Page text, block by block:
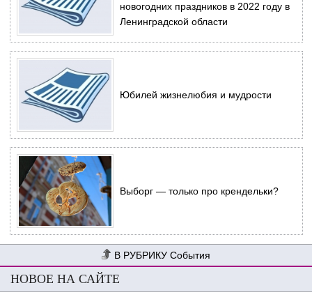
новогодних праздников в 2022 году в
Ленинградской области
Юбилей жизнелюбия и мудрости
Выборг — только про крендельки?
События
НОВОЕ НА САЙТЕ